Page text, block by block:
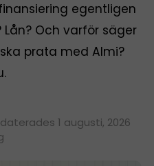
egentligen
Och varför säger
prata med Almi?
1 augusti, 2026